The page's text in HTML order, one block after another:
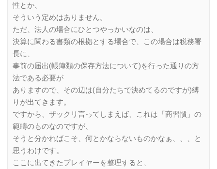
性とか、
そういう定めはありません。
ただ、法人の場合にひとつやっかいなのは、
決算に関わる書類の根拠とする場合で、この場合は税務署
長に、
事前の届出(帳簿類の保存方法について)を行った通りの方
法である必要が
ありますので、その辺は(自分たちで決めてるのですが)縛
りが出てきます。
ですから、ザックリ言ってしまえば、これは「商習慣」の
範疇のものなのですが、
そうと分かればこそ、何とかならないものかなぁ、、、と
思うわけです。
ここに出てきたプレイヤーを整理すると、